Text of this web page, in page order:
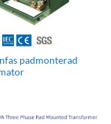
padmonterad